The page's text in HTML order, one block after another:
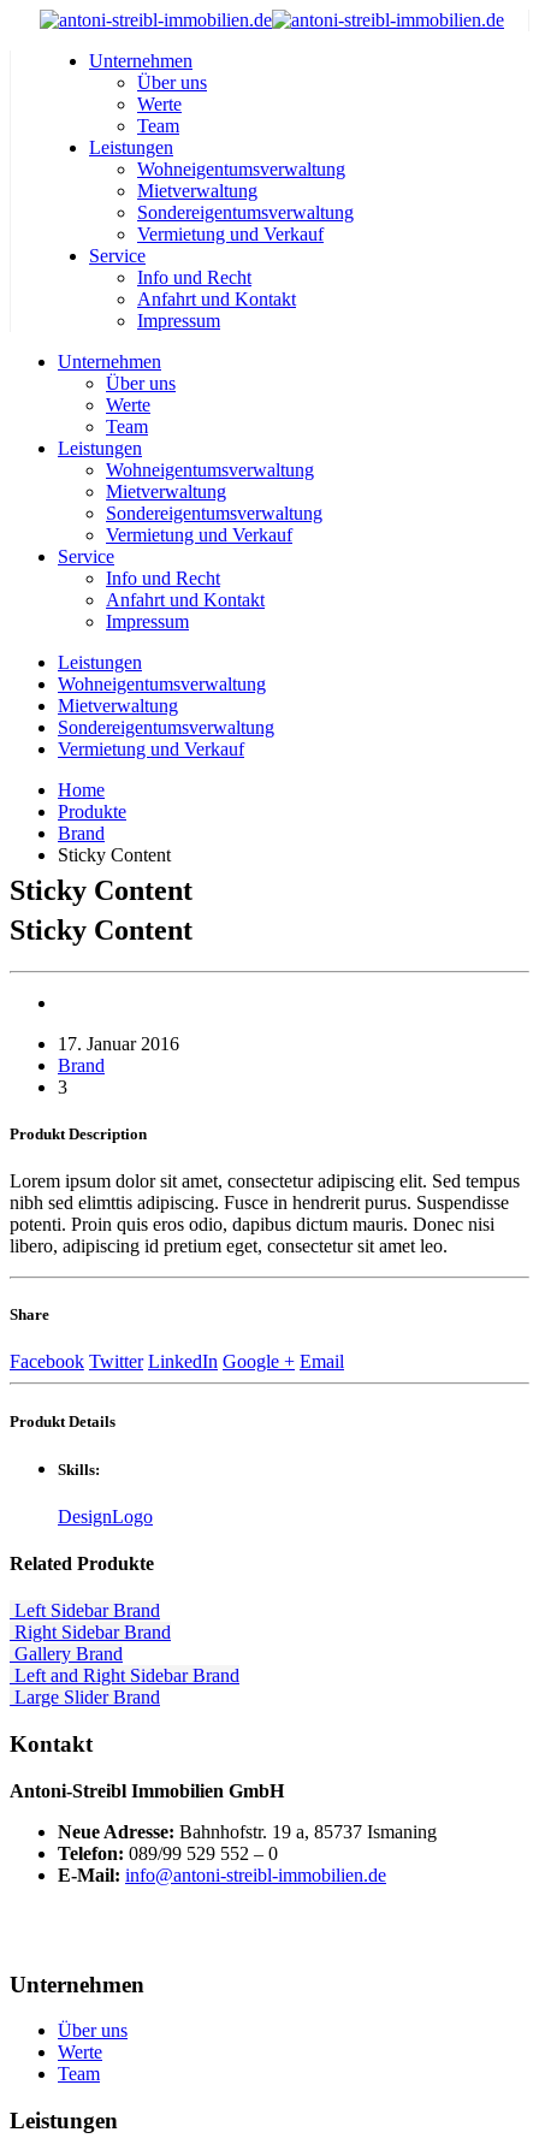
Unternehmen
Über uns
Werte
Team
Leistungen
Wohneigentumsverwaltung
Mietverwaltung
Sondereigentumsverwaltung
Vermietung und Verkauf
Service
Info und Recht
Anfahrt und Kontakt
Impressum
Unternehmen
Über uns
Werte
Team
Leistungen
Wohneigentumsverwaltung
Mietverwaltung
Sondereigentumsverwaltung
Vermietung und Verkauf
Service
Info und Recht
Anfahrt und Kontakt
Impressum
Leistungen
Wohneigentumsverwaltung
Mietverwaltung
Sondereigentumsverwaltung
Vermietung und Verkauf
Home
Produkte
Brand
Sticky Content
Sticky Content
Sticky Content
17. Januar 2016
Brand
3
Produkt Description
Lorem ipsum dolor sit amet, consectetur adipiscing elit. Sed tempus
nibh sed elimttis adipiscing. Fusce in hendrerit purus. Suspendisse
potenti. Proin quis eros odio, dapibus dictum mauris. Donec nisi
libero, adipiscing id pretium eget, consectetur sit amet leo.
Share
Facebook Twitter LinkedIn Google + Email
Produkt Details
Skills:
DesignLogo
Related Produkte
Left Sidebar Brand
Right Sidebar Brand
Gallery Brand
Left and Right Sidebar Brand
Large Slider Brand
Kontakt
Antoni-Streibl Immobilien GmbH
Neue Adresse: Bahnhofstr. 19 a, 85737 Ismaning
Telefon: 089/99 529 552 – 0
E-Mail: info@antoni-streibl-immobilien.de
Unternehmen
Über uns
Werte
Team
Leistungen